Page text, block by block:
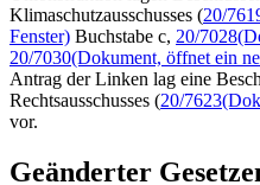
Klimaschutzausschusses (20/
Fenster) Buchstabe c, 20/7028
20/7030(Dokument, öffnet ein
Antrag der Linken lag eine
Rechtsausschusses (20/7623
vor.
Geänderter